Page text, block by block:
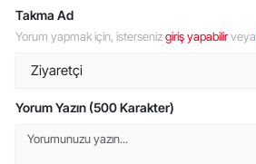
Takma Ad
Yorum yapmak için, istersenizgiriş yapabilirveya
Yorum Yazın (500 Karakter)